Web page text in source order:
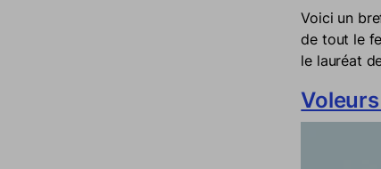
Voici un
de tout le
le lauréat